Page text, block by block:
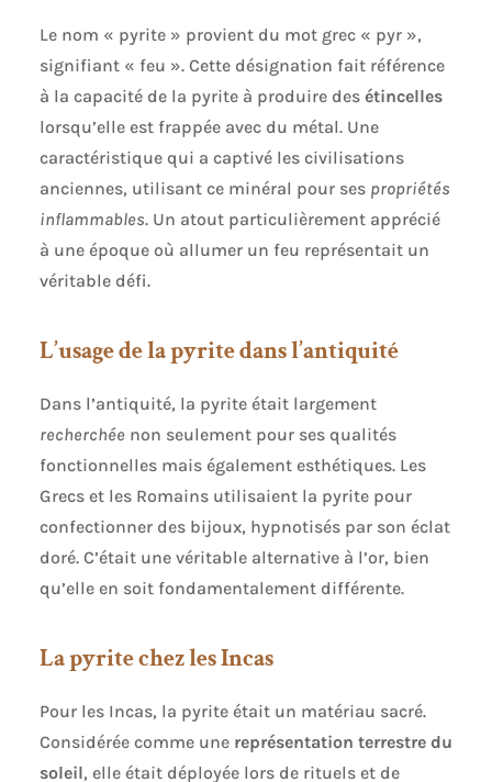
Le nom « pyrite » provient du mot grec « pyr »,
signifiant « feu ». Cette désignation fait référence
à la capacité de la pyrite à produire des étincelles
lorsqu’elle est frappée avec du métal. Une
caractéristique qui a captivé les civilisations
anciennes, utilisant ce minéral pour ses propriétés
inflammables. Un atout particulièrement apprécié
à une époque où allumer un feu représentait un
véritable défi.
L’usage de la pyrite dans l’antiquité
Dans l’antiquité, la pyrite était largement
recherchéenon seulement pour ses qualités
fonctionnelles mais également esthétiques. Les
Grecs et les Romains utilisaient la pyrite pour
confectionner des bijoux, hypnotisés par son éclat
doré. C’était une véritable alternative à l’or, bien
qu’elle en soit fondamentalement différente.
La pyrite chez les Incas
Pour les Incas, la pyrite était un matériau sacré.
Considérée comme une représentation terrestre du
soleil, elle était déployée lors de rituels et de